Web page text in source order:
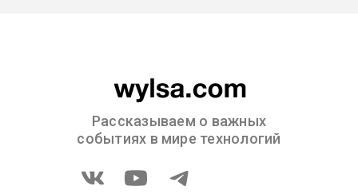
Рассказываем о важных
событиях в мире технологий